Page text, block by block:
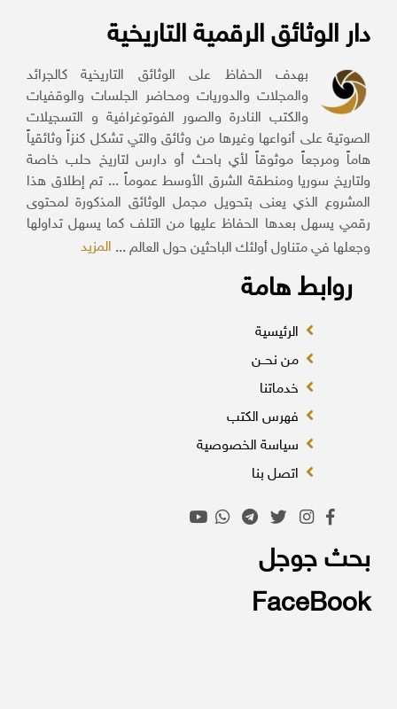
دار الوثائق الرقمية التاريخية
بهدف الحفاظ على الوثائق التاريخية كالجرائد
والمجلات والدوريات ومحاضر الجلسات والوقفيات
والكتب النادرة والصور الفوتوغرافية و التسجيلات
الصوتية على أنواعها وغيرها من وثائق والتي تشكل كنزاً وثائقياً
هاماً ومرجعاً موثوقاً لأي باحث أو دارس لتاريخ حلب خاصة
ولتاريخ سوريا ومنطقة الشرق الأوسط عموماً ... تم إطلاق هذا
المشروع الذي يعنى بتحويل مجمل الوثائق المذكورة لمحتوى
رقمي يسهل بعدها الحفاظ عليها من التلف كما يسهل تداولها
وجعلها في متناول أولئك الباحثين حول العالم ...المزيد
روابط هامة
الرئيسية
من نحــن
خدماتنا
فهرس الكتب
سياسة الخصوصية
اتصل بنا
بحث جوجل
FaceBook